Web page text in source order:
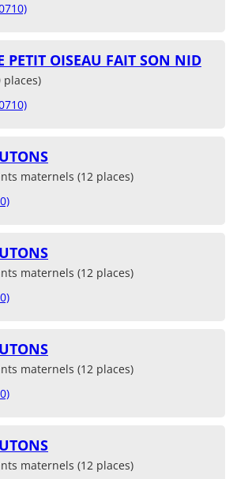
PETIT OISEAU FAIT SON NID
places)
maternels (12 places)
maternels (12 places)
maternels (12 places)
maternels (12 places)